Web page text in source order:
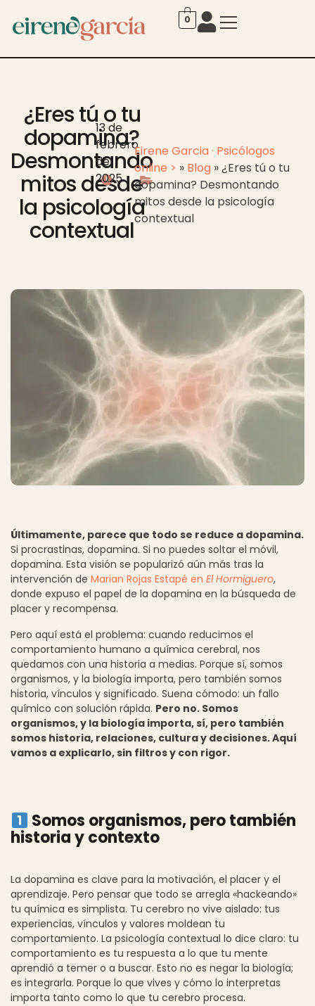
0
¿Eres tú o tu
dopamina?
Desmontando
mitos desde
la psicología
contextual
13 de
febrero
de
2025
Eirene Garcia · Psicólogos
online > » Blog »¿Eres tú o tu
dopamina? Desmontando
mitos desde la psicología
contextual
Últimamente, parece que todo se reduce a dopamina.
Si procrastinas, dopamina. Si no puedes soltar el móvil,
dopamina. Esta visión se popularizó aún más tras la
intervención de Marian Rojas Estapé en El Hormiguero,
donde expuso el papel de la dopamina en la búsqueda de
placer y recompensa.
Pero aquí está el problema: cuando reducimos el
comportamiento humano a química cerebral, nos
quedamos con una historia a medias. Porque sí, somos
organismos, y la biología importa, pero también somos
historia, vínculos y significado. Suena cómodo: un fallo
químico con solución rápida. Pero no. Somos
organismos, y la biología importa, sí, pero también
somos historia, relaciones, cultura y decisiones. Aquí
vamos a explicarlo, sin filtros y con rigor.
Somos organismos, pero también
historia y contexto
La dopamina es clave para la motivación, el placer y el
aprendizaje. Pero pensar que todo se arregla «hackeando»
tu química es simplista. Tu cerebro no vive aislado: tus
experiencias, vínculos y valores moldean tu
comportamiento. La psicología contextual lo dice claro: tu
comportamiento es tu respuesta a lo que tu mente
aprendió a temer o a buscar. Esto no es negar la biología;
es integrarla. Porque lo que vives y cómo lo interpretas
importa tanto como lo que tu cerebro procesa.